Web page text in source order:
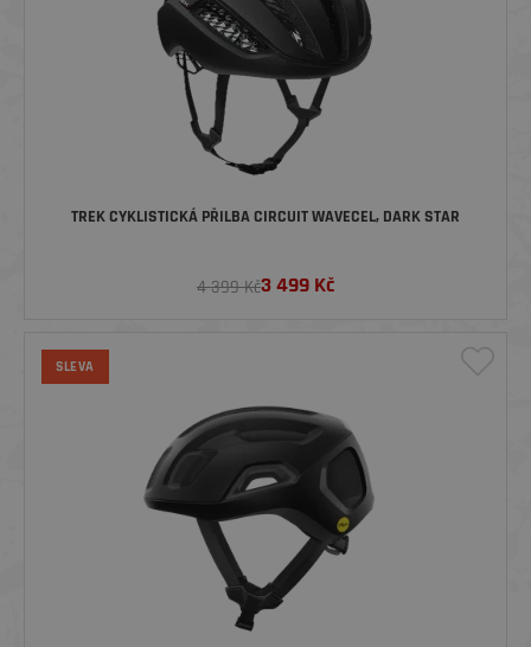
TREK CYKLISTICKÁ PŘILBA CIRCUIT WAVECEL, DARK STAR
4 399 Kč3 499 Kč
SLEVA